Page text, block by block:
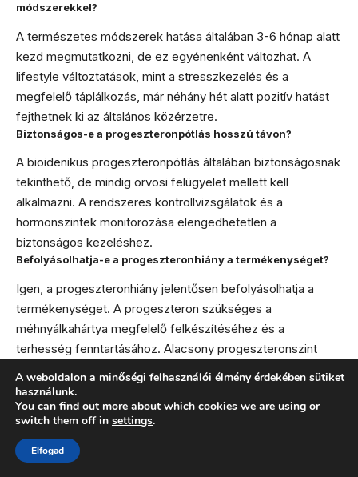
módszerekkel?
A természetes módszerek hatása általában 3-6 hónap alatt
kezd megmutatkozni, de ez egyénenként változhat. A
lifestyle változtatások, mint a stresszkezelés és a
megfelelő táplálkozás, már néhány hét alatt pozitív hatást
fejthetnek ki az általános közérzetre.
Biztonságos-e a progeszteronpótlás hosszú távon?
A bioidenikus progeszteronpótlás általában biztonságosnak
tekinthető, de mindig orvosi felügyelet mellett kell
alkalmazni. A rendszeres kontrollvizsgálatok és a
hormonszintek monitorozása elengedhetetlen a
biztonságos kezeléshez.
Befolyásolhatja-e a progeszteronhiány a termékenységet?
Igen, a progeszteronhiány jelentősen befolyásolhatja a
termékenységet. A progeszteron szükséges a
méhnyálkahártya megfelelő felkészítéséhez és a
terhesség fenntartásához. Alacsony progeszteronszint
kockázatát.
Mikor érdemes sürgősen orvoshoz fordulni?
vagy hosszan tartó vérzés jelentkezik, súlyos depresszív
A weboldalon a minőségi felhasználói élmény érdekében sütiket
használunk.
You can find out more about which cookies we are using or
switch them off in settings.
Elfogad